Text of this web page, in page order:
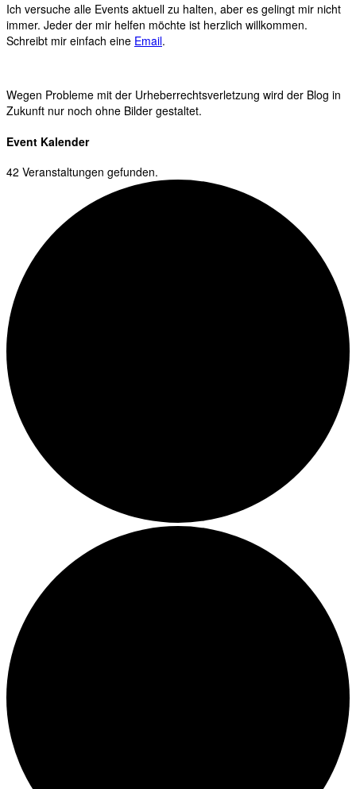
Ich versuche alle Events aktuell zu halten, aber es gelingt mir nicht
immer. Jeder der mir helfen möchte ist herzlich willkommen.
Schreibt mir einfach eine Email.
Wegen Probleme mit der Urheberrechtsverletzung wird der Blog in
Zukunft nur noch ohne Bilder gestaltet.
Event Kalender
42 Veranstaltungen gefunden.